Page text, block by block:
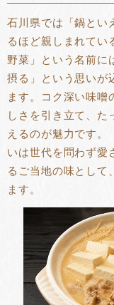
石川県では「鍋とい
るほど親しまれてい
野菜」という名前に
摂る」という思いが
ます。コク深い味噌
しさを引き立て、た
えるのが魅力です。
いは世代を問わず愛
るご当地の味として
ます。